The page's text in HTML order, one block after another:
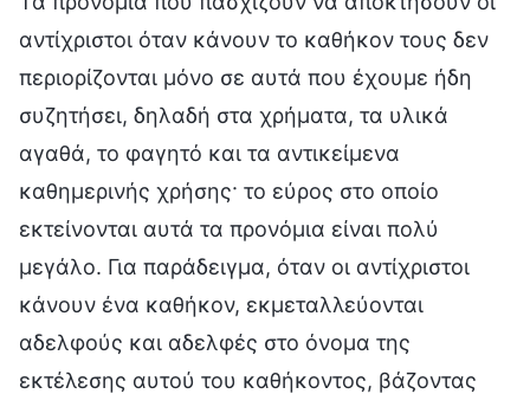
αντίχριστοι όταν κάνουν το καθήκον τους δεν
περιορίζονται μόνο σε αυτά που έχουμε ήδη
συζητήσει, δηλαδή στα χρήματα, τα υλικά
αγαθά, το φαγητό και τα αντικείμενα
καθημερινής χρήσης· το εύρος στο οποίο
εκτείνονται αυτά τα προνόμια είναι πολύ
μεγάλο. Για παράδειγμα, όταν οι αντίχριστοι
κάνουν ένα καθήκον, εκμεταλλεύονται
αδελφούς και αδελφές στο όνομα της
εκτέλεσης αυτού του καθήκοντος, βάζοντας